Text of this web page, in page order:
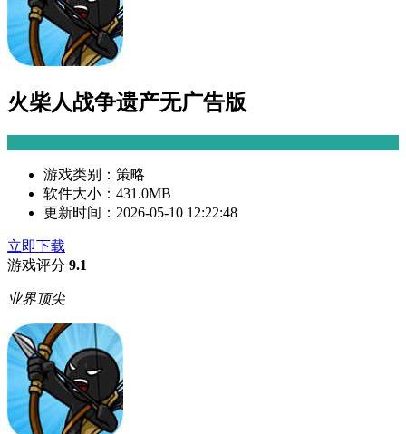
火柴人战争遗产无广告版
游戏类别： 策略
软件大小： 431.0MB
更新时间： 2026-05-10 12:22:48
立即下载
游戏评分 9.1
业界顶尖